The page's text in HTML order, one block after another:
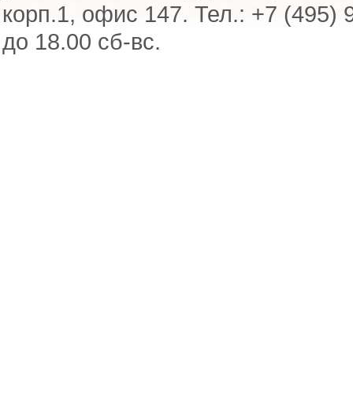
корп.1, офис 147. Тел.: +7 (495)
до 18.00 сб-вс.